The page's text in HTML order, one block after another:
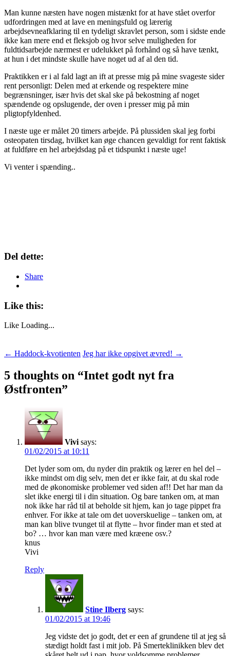
Man kunne næsten have nogen mistænkt for at have stået overfor
udfordringen med at lave en meningsfuld og lærerig
arbejdsevneafklaring til en tydeligt skravlet person, som i sidste ende
ikke kan mere end et fleksjob og hvor selve muligheden for
fuldtidsarbejde nærmest er udelukket på forhånd og så have tænkt,
at hun i det mindste skulle have noget ud af al den tid.
Praktikken er i al fald lagt an ift at presse mig på mine svageste sider
rent personligt: Delen med at erkende og respektere mine
begrænsninger, især hvis det skal ske på bekostning af noget
spændende og opslugende, der oven i presser mig på min
pligtopfyldenhed.
I næste uge er målet 20 timers arbejde. På plussiden skal jeg forbi
osteopaten tirsdag, hvilket kan øge chancen gevaldigt for rent faktisk
at fuldføre en hel arbejdsdag på et tidspunkt i næste uge!
Vi venter i spænding..
Del dette:
Share
Like this:
Like Loading...
Post
navigation
← Haddock-kvotienten Jeg har ikke opgivet ævred! →
5 thoughts on “Intet godt nyt fra
Østfronten”
Vivi says:
01/02/2015 at 10:11
Det lyder som om, du nyder din praktik og lærer en hel del –
ikke mindst om dig selv, men det er ikke fair, at du skal rode
med de økonomiske problemer ved siden af!! Det har man da
slet ikke energi til i din situation. Og bare tanken om, at man
nok ikke har råd til at beholde sit hjem, kan jo tage pippet fra
enhver. For ikke at tale om det uoverskuelige – tanken om, at
man kan blive tvunget til at flytte – hvor finder man et sted at
bo? … hvor kan man være med kræene osv.?
knus
Vivi
Reply
Stine Ilberg says:
01/02/2015 at 19:46
Jeg vidste det jo godt, det er een af grundene til at jeg så
stædigt holdt fast i mit job. På Smerteklinikken blev det